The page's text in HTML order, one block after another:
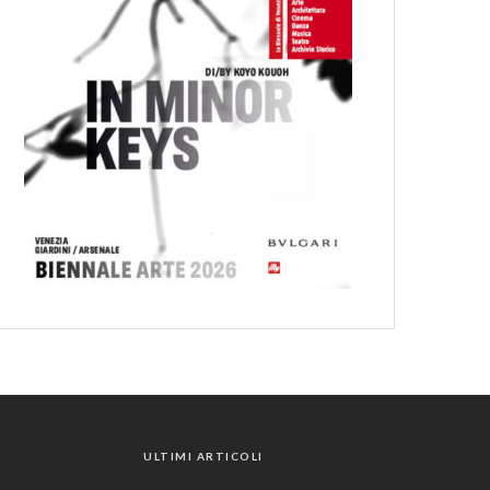
ULTIMI ARTICOLI